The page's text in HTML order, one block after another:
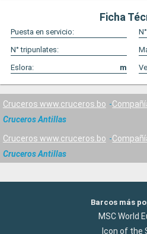
Ficha
Puesta en servicio:
N° tripunlates:
Eslora:
m
Cruceros www.cruceros.bo
Cruceros Antillas
Cruceros www.cruceros.bo
Cruceros Antillas
Barcos más
MSC World
Icon of the